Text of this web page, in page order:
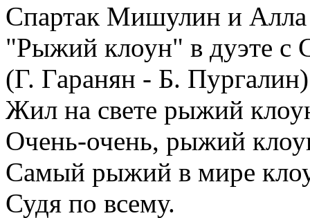
Спартак Мишулин и Алла
"Рыжий клоун" в дуэте
(Г. Гаранян - Б.
Жил на свете рыжий
Очень-очень, рыжий
Самый рыжий в мире
Судя по всему.